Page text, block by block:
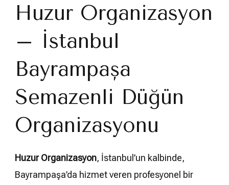
Huzur Organizasyon
– İstanbul
Bayrampaşa
Semazenli Düğün
Organizasyonu
Huzur Organizasyon, İstanbul’un kalbinde,
Bayrampaşa’da hizmet veren profesyonel bir